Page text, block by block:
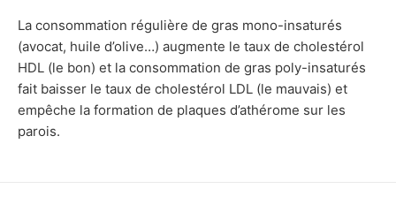
La consommation régulière de gras mono-insaturés
(avocat, huile d’olive…) augmente le taux de cholestérol
HDL (le bon) et la consommation de gras poly-insaturés
fait baisser le taux de cholestérol LDL (le mauvais) et
empêche la formation de plaques d’athérome sur les
parois.